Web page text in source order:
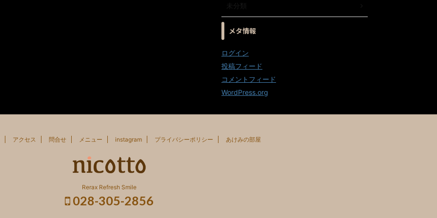
未分類
メタ情報
ログイン
投稿フィード
コメントフィード
WordPress.org
アクセス 問合せ メニュー instagram プライバシーポリシー あけみの部屋
Rerax Refresh Smile
028-305-2856